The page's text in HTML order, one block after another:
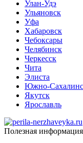
Улан-Удэ
Ульяновск
Уфа
Хабаровск
Чебоксары
Челябинск
Черкесск
Чита
Элиста
Южно-
Якутск
Ярославль
Полезная информация